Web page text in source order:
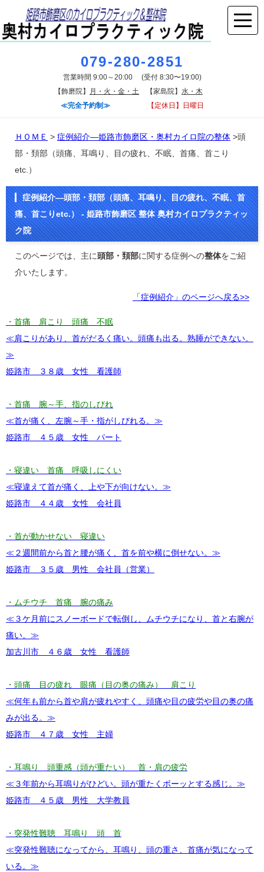
079-280-2851
営業時間 9:00～20:00 (受付 8:30〜19:00)
【飾磨院】
月・火・金・土 【家島院】 水・木
≪完全予約制≫
【定休日】日曜日
ＨＯＭＥ > 症例紹介―姫路市飾磨区・奥村カイロ院の整体 >頭
部・頚部（頭痛、耳鳴り、目の疲れ、不眠、首痛、首こり
etc.）
症例紹介―頭部・頚部（頭痛、耳鳴り、目の疲れ、不眠、首
痛、首こりetc.） - 姫路市飾磨区 整体 奥村カイロプラクティッ
ク院
このページでは、主に頭部・頚部に関する症例への整体をご紹
介いたします。
「症例紹介」のページへ戻る>>
・首痛 肩こり 頭痛 不眠
≪肩こりがあり、首がだるく痛い。頭痛も出る。熟睡ができない。
≫
姫路市 ３８歳 女性 看護師
・首痛 腕～手、指のしびれ
≪首が痛く、左腕～手・指がしびれる。≫
姫路市 ４５歳 女性 パート
・寝違い 首痛 呼吸しにくい
≪寝違えて首が痛く、上や下が向けない。≫
姫路市 ４４歳 女性 会社員
・首が動かせない 寝違い
≪２週間前から首と腰が痛く、首を前や横に倒せない。≫
姫路市 ３５歳 男性 会社員（営業）
・ムチウチ 首痛 腕の痛み
≪３ケ月前にスノーボードで転倒し、ムチウチになり、首と右腕が
痛い。≫
加古川市 ４６歳 女性 看護師
・頭痛 目の疲れ 眼痛（目の奥の痛み） 肩こり
≪何年も前から首や肩が疲れやすく、頭痛や目の疲労や目の奥の痛
みが出る。≫
姫路市 ４７歳 女性 主婦
・耳鳴り 頭重感（頭が重たい） 首・肩の疲労
≪３年前から耳鳴りがひどい。頭が重たくボーッとする感じ。≫
姫路市 ４５歳 男性 大学教員
・突発性難聴 耳鳴り 頭 首
≪突発性難聴になってから、耳鳴り、頭の重さ、首痛が気になって
いる。≫